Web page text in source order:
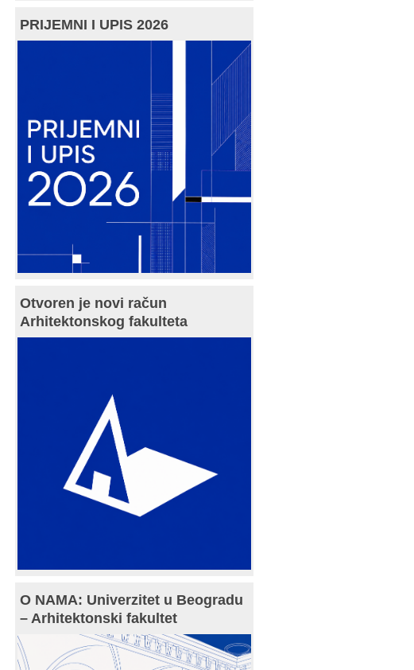
PRIJEMNI I UPIS 2026
Otvoren je novi račun
Arhitektonskog fakulteta
O NAMA: Univerzitet u Beogradu
– Arhitektonski fakultet